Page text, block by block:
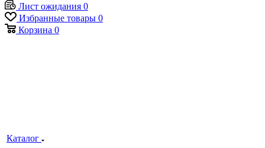
Лист ожидания 0
Избранные товары 0
Корзина 0
Каталог